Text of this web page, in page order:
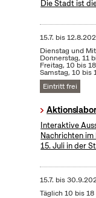
Die Stadt ist
15.7. bis
Dienstag und
Donnerstag, 11
Freitag, 10 bis
Samstag, 10 bis
Eintritt frei
Interaktive
Nachrichten
15. Juli in der
15.7. bis
Täglich 10 bis 18